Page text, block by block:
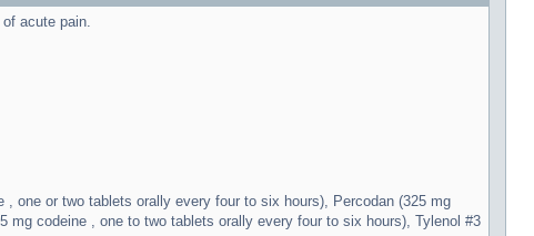
acute pain.
one or two tablets orally every four to six hours), Percodan (325 mg
codeine , one to two tablets orally every four to six hours), Tylenol #3